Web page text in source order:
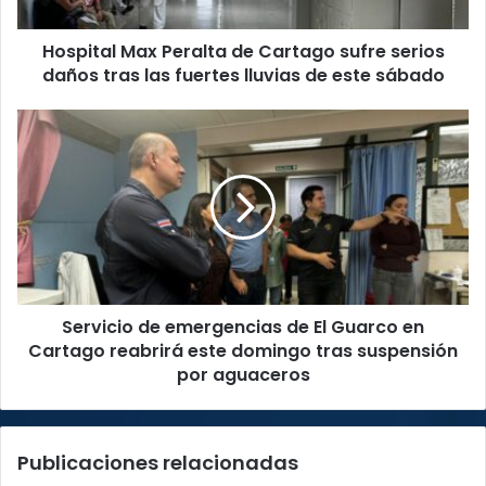
tras
fuertes
de
este
sábado
Hospital Max Peralta de Cartago sufre serios
daños tras las fuertes lluvias de este sábado
Servicio
de
emergencias
Guarco
en
Cartago
reabrirá
domingo
por
Servicio de emergencias de El Guarco en
Cartago reabrirá este domingo tras suspensión
por aguaceros
Publicaciones relacionadas